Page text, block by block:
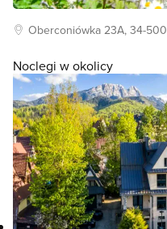
Oberconiówka23A, 34-500
Noclegi w okolicy